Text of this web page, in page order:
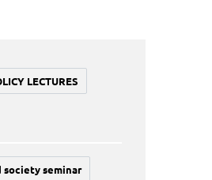
LECTURES
society seminar